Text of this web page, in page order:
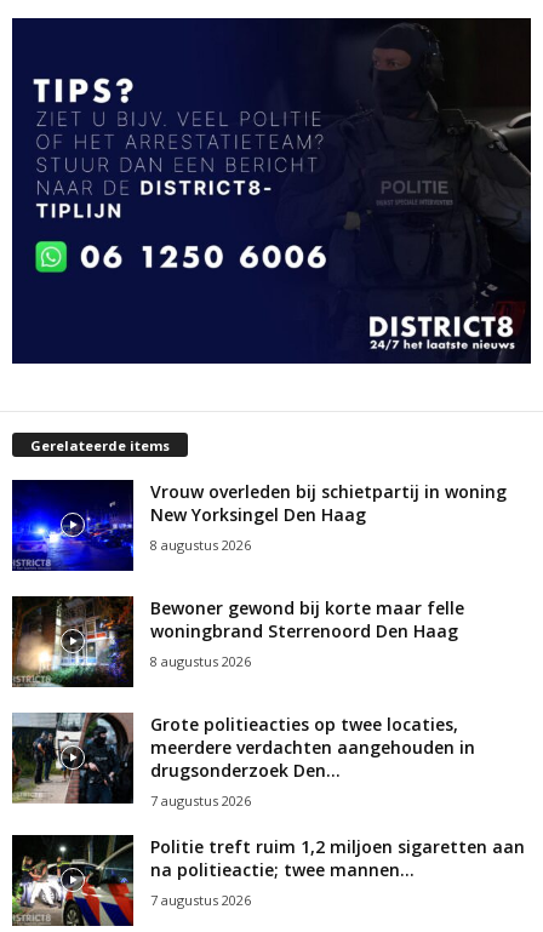
Gerelateerde items
Vrouw overleden bij schietpartij in woning
New Yorksingel Den Haag
8 augustus 2026
Bewoner gewond bij korte maar felle
woningbrand Sterrenoord Den Haag
8 augustus 2026
Grote politieacties op twee locaties,
meerdere verdachten aangehouden in
drugsonderzoek Den...
7 augustus 2026
Politie treft ruim 1,2 miljoen sigaretten aan
na politieactie; twee mannen...
7 augustus 2026